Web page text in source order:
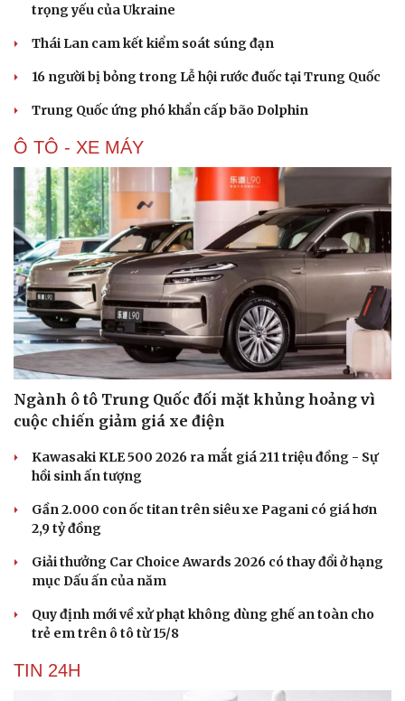
Du lịch
Tư vấn
Săn Tour
check-in
Podcast
Câu chuyện thời sự
Đọc truyện đêm khuya
Cửa sổ tình yêu
Kể chuyện cho bé
Hạt giống tâm hồn
trọng yếu của Ukraine
Thái Lan cam kết kiểm soát súng đạn
16 người bị bỏng trong Lễ hội rước đuốc tại Trung Quốc
Trung Quốc ứng phó khẩn cấp bão Dolphin
Ô TÔ - XE MÁY
Ngành ô tô Trung Quốc đối mặt khủng hoảng vì
cuộc chiến giảm giá xe điện
Kawasaki KLE 500 2026 ra mắt giá 211 triệu đồng - Sự
hồi sinh ấn tượng
Gần 2.000 con ốc titan trên siêu xe Pagani có giá hơn
2,9 tỷ đồng
Giải thưởng Car Choice Awards 2026 có thay đổi ở hạng
mục Dấu ấn của năm
Quy định mới về xử phạt không dùng ghế an toàn cho
trẻ em trên ô tô từ 15/8
TIN 24H